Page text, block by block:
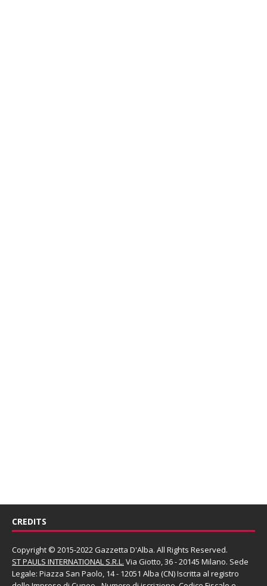
CREDITS
Copyright © 2015-2022 Gazzetta D'Alba. All Rights Reserved.
ST PAULS INTERNATIONAL S.R.L. Via Giotto, 36 - 20145 Milano. Sede
Legale: Piazza San Paolo, 14 - 12051 Alba (CN) Iscritta al registro